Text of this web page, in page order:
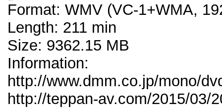
Format: WMV (VC-1+WMA,
Length: 211 min
Size: 9362.15 MB
Information:
http://www.dmm.co.jp/mono/
http://teppan-av.com/2015/03/